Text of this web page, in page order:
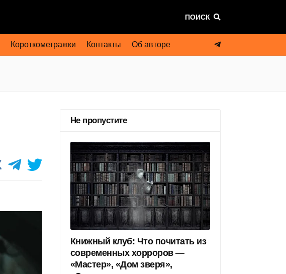
ПОИСК
Короткометражки Контакты Об авторе
Не пропустите
Книжный клуб: Что почитать из
современных хорроров —
«Мастер», «Дом зверя»,